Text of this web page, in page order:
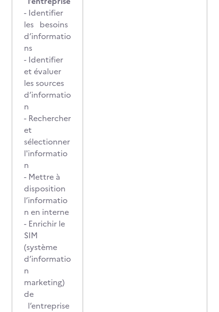
- Identifier
les besoins
d’informatio
ns
- Identifier
et évaluer
les sources
d’informatio
n
- Rechercher
et
sélectionner
l'informatio
n
- Mettre à
disposition
l’informatio
n en interne
- Enrichir le
SIM
(système
d’informatio
n
marketing)
de
l’entreprise